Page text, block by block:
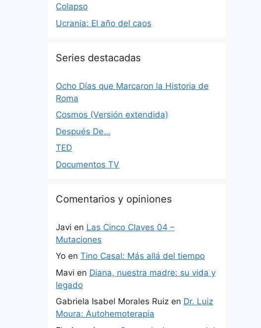
Colapso
Ucrania: El año del caos
Series destacadas
Ocho Días que Marcaron la Historia de
Roma
Cosmos (Versión extendida)
Después De…
TED
Documentos TV
Comentarios y opiniones
Javi en Las Cinco Claves 04 –
Mutaciones
Yo en Tino Casal: Más allá del tiempo
Mavi en Diana, nuestra madre: su vida y
legado
Gabriela Isabel Morales Ruiz en Dr. Luiz
Moura: Autohemoterapia